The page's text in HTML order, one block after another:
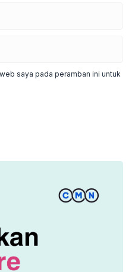
saya pada peramban ini untuk